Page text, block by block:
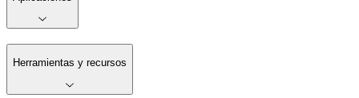
Herramientas y recursos